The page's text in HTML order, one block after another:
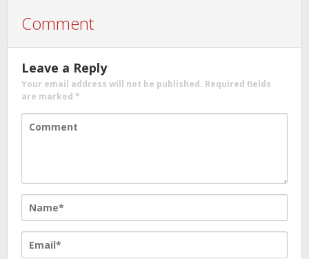
Comment
Leave a Reply
Your email address will not be published. Required fields
are marked *